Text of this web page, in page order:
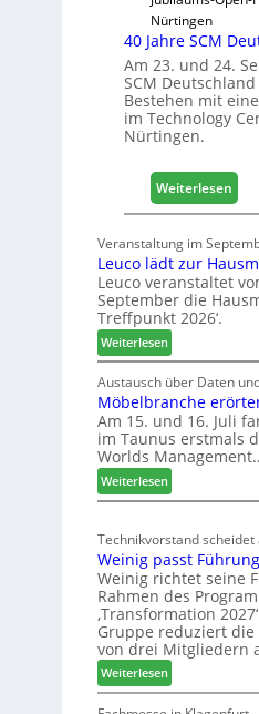
c
+
H
o
2
0
8
Nürtingen
40 Jahre SCM
Am 23. und 24.
SCM
Bestehen mit
im Technology
Nürtingen.
Weiterlesen:
4
J
a
h
C
M
D
e
u
s
h
l
a
n
d
Veranstaltung im
Leuco lädt zur
Leuco veranstaltet
September die
Treffpunkt 2026‘.
Weiterlesen:
L
e
u
c
o
l
ä
d
z
u
r
H
a
u
s
m
e
Austausch über Daten
Möbelbranche
Am 15. und 16. Juli
im Taunus erstmals
Worlds
Weiterlesen:
M
b
e
l
b
r
a
n
c
h
Technikvorstand scheidet
Weinig passt
Weinig richtet seine
Rahmen des
‚Transformation
Gruppe reduziert
von drei Mitgliedern
Weiterlesen:
W